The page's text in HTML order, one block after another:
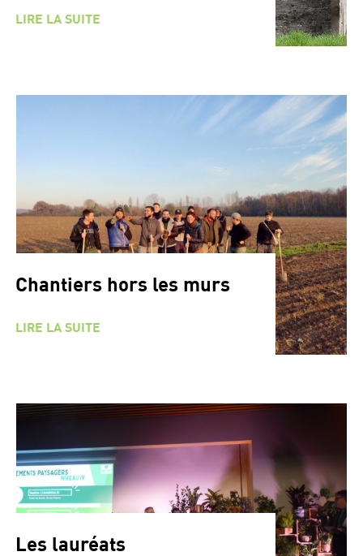
LIRE LA SUITE
Chantiers hors les murs
LIRE LA SUITE
Les lauréats